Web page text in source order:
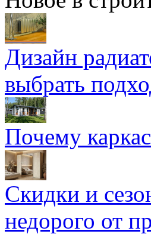
Дизайн
выбрать
Почему
Скидки и
недорого от